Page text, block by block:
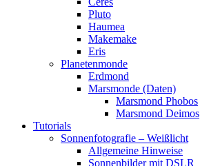
Pluto
Haumea
Makemake
Eris
Planetenmonde
Erdmond
Marsmonde (Daten)
Marsmond Phobos
Marsmond Deimos
Tutorials
Sonnenfotografie – Weißlicht
Allgemeine Hinweise
Sonnenbilder mit DSLR